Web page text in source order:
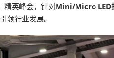
精英峰会，针对Mini/Micro LED
领行业发展。